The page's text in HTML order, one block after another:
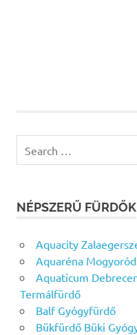
for:
NÉPSZERŰ FÜRDŐK
Aquacity
Aquaréna Mogyoród
Aquaticum
Termálfürdő
Balf Gyógyfürdő
Bükfürdő Büki